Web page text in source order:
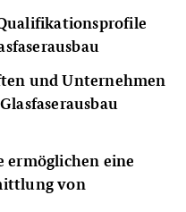
und Unternehmen
eine
von